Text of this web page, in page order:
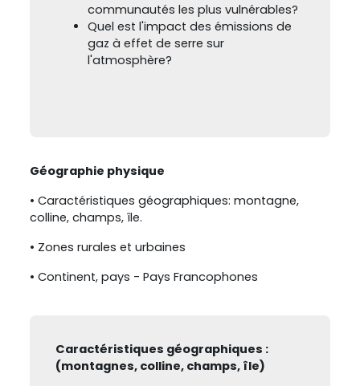
communautés les plus vulnérables?
Quel est l'impact des émissions de
gaz à effet de serre sur
l'atmosphère?
Géographie physique
• Caractéristiques géographiques: montagne,
colline, champs, île.
• Zones rurales et urbaines
• Continent, pays - Pays Francophones
Caractéristiques géographiques :
(montagnes, colline, champs, île)